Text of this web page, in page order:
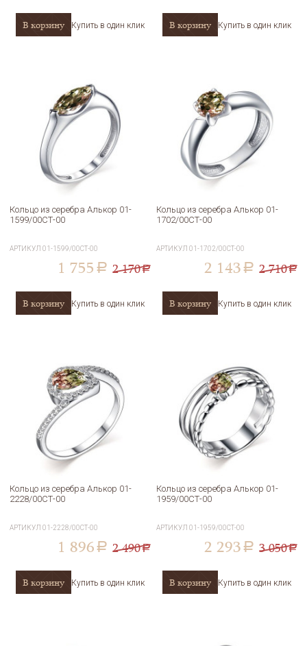
В корзину Купить в один клик В корзину Купить в один клик
Кольцо из серебра Алькор 01-
1599/00СТ-00
АРТИКУЛ01-1599/00СТ-00
1 755 a 2 170a
В корзину Купить в один клик
Кольцо из серебра Алькор 01-
1702/00СТ-00
АРТИКУЛ01-1702/00СТ-00
2 143 a 2 710a
В корзину Купить в один клик
Кольцо из серебра Алькор 01-
2228/00СТ-00
АРТИКУЛ01-2228/00СТ-00
1 896 a 2 490a
В корзину Купить в один клик
Кольцо из серебра Алькор 01-
1959/00СТ-00
АРТИКУЛ01-1959/00СТ-00
2 293 a 3 050a
В корзину Купить в один клик